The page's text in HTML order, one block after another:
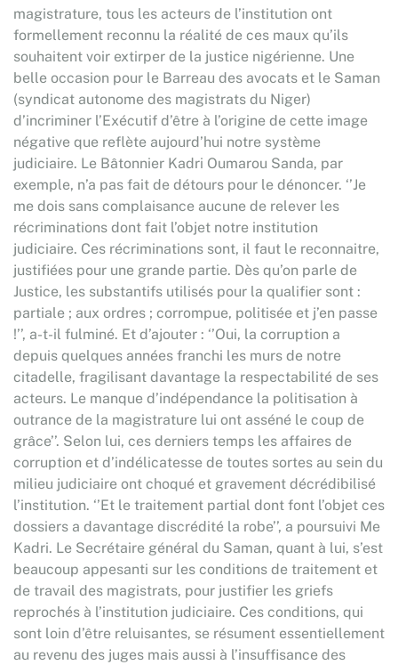
magistrature, tous les acteurs de l’institution ont
formellement reconnu la réalité de ces maux qu’ils
souhaitent voir extirper de la justice nigérienne. Une
belle occasion pour le Barreau des avocats et le Saman
(syndicat autonome des magistrats du Niger)
d’incriminer l’Exécutif d’être à l’origine de cette image
négative que reflète aujourd’hui notre système
judiciaire. Le Bâtonnier Kadri Oumarou Sanda, par
exemple, n’a pas fait de détours pour le dénoncer. ‘’Je
me dois sans complaisance aucune de relever les
récriminations dont fait l’objet notre institution
judiciaire. Ces récriminations sont, il faut le reconnaitre,
justifiées pour une grande partie. Dès qu’on parle de
Justice, les substantifs utilisés pour la qualifier sont :
partiale ; aux ordres ; corrompue, politisée et j’en passe
!’’, a-t-il fulminé. Et d’ajouter : ‘’Oui, la corruption a
depuis quelques années franchi les murs de notre
citadelle, fragilisant davantage la respectabilité de ses
acteurs. Le manque d’indépendance la politisation à
outrance de la magistrature lui ont asséné le coup de
grâce’’. Selon lui, ces derniers temps les affaires de
corruption et d’indélicatesse de toutes sortes au sein du
milieu judiciaire ont choqué et gravement décrédibilisé
l’institution. ‘’Et le traitement partial dont font l’objet ces
dossiers a davantage discrédité la robe’’, a poursuivi Me
Kadri. Le Secrétaire général du Saman, quant à lui, s’est
beaucoup appesanti sur les conditions de traitement et
de travail des magistrats, pour justifier les griefs
reprochés à l’institution judiciaire. Ces conditions, qui
sont loin d’être reluisantes, se résument essentiellement
au revenu des juges mais aussi à l’insuffisance des